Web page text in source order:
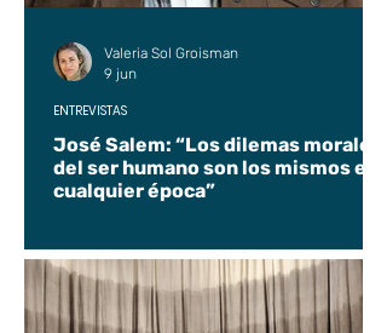
José Salem: “Los dilemas morales
del ser humano son los mismos en
cualquier época”
ENTREVISTAS
Valeria Sol Groisman
9 jun